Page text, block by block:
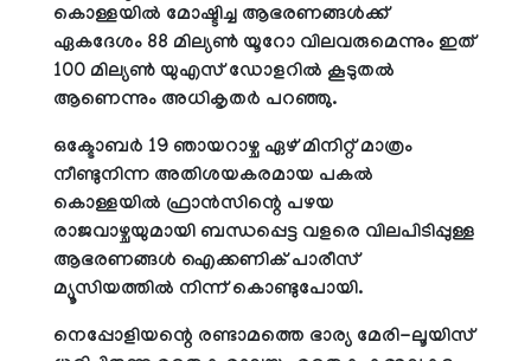
കൊള്ളയില്‍ മോഷ്ടിച്ച ആഭരണങ്ങള്‍ക്ക്
ഏകദേശം 88 മില്യണ്‍ യൂറോ വിലവരുമെന്നും ഇത്
100 മില്യണ്‍ യുഎസ് ഡോളറില്‍ കൂടുതല്‍
ആണെന്നും അധികൃതര്‍ പറഞ്ഞു.
ഒക്ടോബര്‍ 19 ഞായറാഴ്ച ഏഴ് മിനിറ്റ് മാത്രം
നീണ്ടുനിന്ന അതിശയകരമായ പകല്‍
കൊള്ളയില്‍ ഫ്രാന്‍സിന്റെ പഴയ
രാജവാഴ്ചയുമായി ബന്ധപ്പെട്ട വളരെ വിലപിടിപ്പുള്ള
ആഭരണങ്ങള്‍ ഐക്കണിക് പാരീസ്
മ്യൂസിയത്തില്‍ നിന്ന് കൊണ്ടുപോയി.
നെപ്പോളിയന്റെ രണ്ടാമത്തെ ഭാര്യ മേരി-ലൂയിസ്